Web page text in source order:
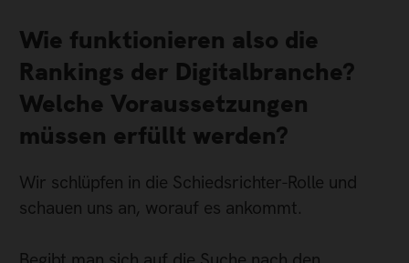
Wie funktionieren also die
Rankings der Digitalbranche?
Welche Voraussetzungen
müssen erfüllt werden?
Wir schlüpfen in die Schiedsrichter-Rolle und
schauen uns an, worauf es ankommt.